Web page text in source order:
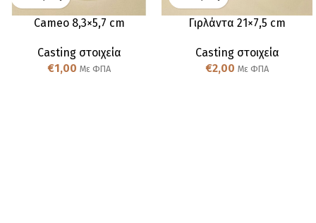
Cameo 8,3×5,7 cm
Casting στοιχεία
€1,00 Με ΦΠΑ
Γιρλάντα 21×7,5 cm
Casting στοιχεία
€2,00 Με ΦΠΑ